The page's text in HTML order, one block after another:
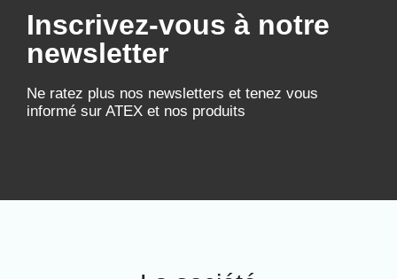
Inscrivez-vous à notre
newsletter
Ne ratez plus nos newsletters et tenez vous
informé sur ATEX et nos produits